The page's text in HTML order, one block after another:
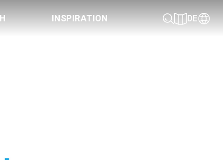
INSPIRATION DE